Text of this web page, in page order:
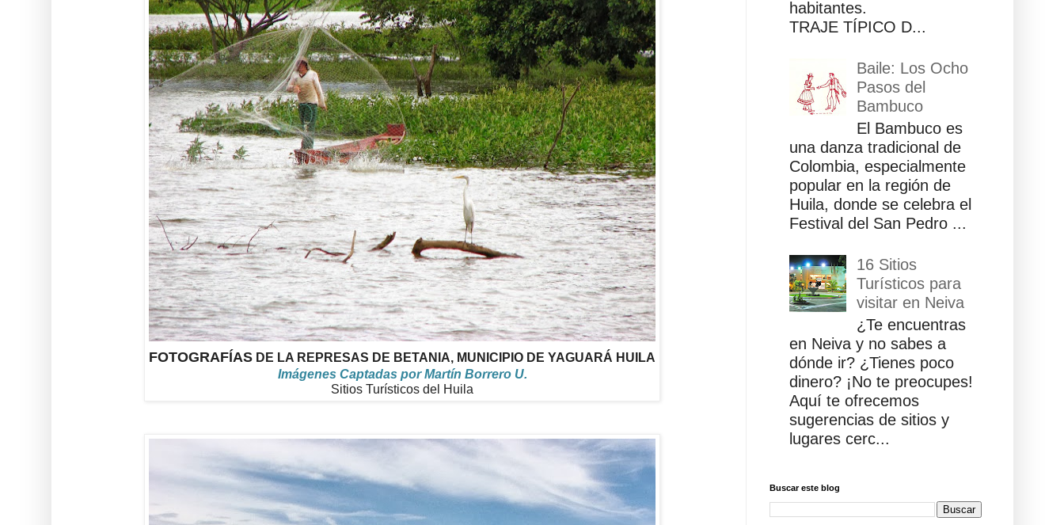
FOTOGRAFÍAS DE LA REPRESAS DE BETANIA, MUNICIPIO DE YAGUARÁ HUILA
Imágenes Captadas por Martín Borrero U.
Sitios Turísticos del Huila
habitantes.
TRAJE TÍPICO D...
Baile: Los Ocho
Pasos del
Bambuco
El Bambuco es
una danza tradicional de
Colombia, especialmente
popular en la región de
Huila, donde se celebra el
Festival del San Pedro ...
16 Sitios
Turísticos para
visitar en Neiva
¿Te encuentras
en Neiva y no sabes a
dónde ir? ¿Tienes poco
dinero? ¡No te preocupes!
Aquí te ofrecemos
sugerencias de sitios y
lugares cerc...
Buscar este blog